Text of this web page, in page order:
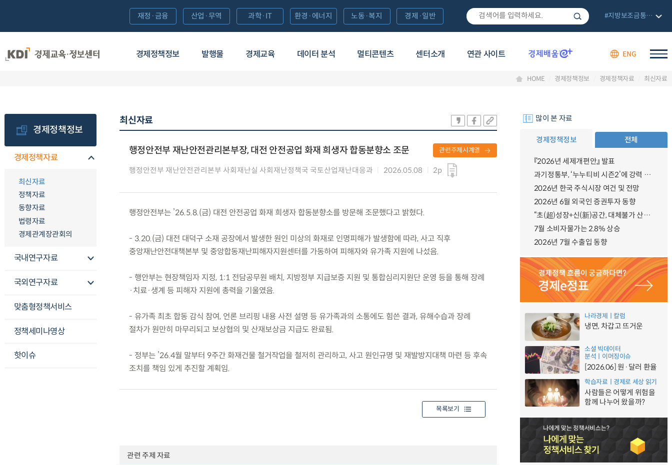
경제정책정보 발행물 경제교육 데이터 분석 멀티콘텐츠 센터소개 연관 사이트 ENG
재정·금융 산업·무역 과학·IT 환경·에너지 노동·복지 경제·일반 #지방보조금통합관리망
HOME 경제정책정보 경제정책자료 최신자료
경제정책정보
경제정책자료
최신자료
정책자료
동향자료
법령자료
경제관계장관회의
국내연구자료
국외연구자료
맞춤형정책서비스
정책세미나영상
핫이슈
최신자료
행정안전부 재난안전관리본부장, 대전 안전공업 화재 희생자 합동분향소 조문
행정안전부 재난안전관리본부 사회재난실 사회재난정책국 국토산업재난대응과 2026.05.08 2p
관련주제시계열
행정안전부는 ’26.5.8.(금) 대전 안전공업 화재 희생자 합동분향소를 방문해 조문했다고 밝혔다.
- 3.20.(금) 대전 대덕구 소재 공장에서 발생한 원인 미상의 화재로 인명피해가 발생함에 따라, 사고 직후
중앙재난안전대책본부 및 중앙합동재난피해자지원센터를 가동하여 피해자와 유가족 지원에 나섰음.
- 행안부는 현장책임자 지정, 1:1 전담공무원 배치, 지방정부 지급보증 지원 및 통합심리지원단 운영 등을 통해 장례
·치료·생계 등 피해자 지원에 총력을 기울였음.
- 유가족 최초 합동 감식 참여, 언론 브리핑 내용 사전 설명 등 유가족과의 소통에도 힘쓴 결과, 유해수습과 장례
절차가 원만히 마무리되고 보상협의 및 산재보상금 지급도 완료됨.
- 정부는 ’26.4월 말부터 9주간 화재건물 철거작업을 철저히 관리하고, 사고 원인규명 및 재발방지대책 마련 등 후속
조치를 책임 있게 추진할 계획임.
목록보기
관련 주제 자료
많이 본 자료
경제정책정보 전체
『2026년 세제개편안』 발표
과기정통부, ‘누누티비 시즌2’에 강력 대응 의지 밝혀
2026년 한국 주식시장 여건 및 전망
2026년 6월 외국인 증권투자 동향
“초(超)성장+신(新)공간, 대체불가 산업강국”
7월 소비자물가는 2.8% 상승
2026년 7월 수출입 동향
나라경제ㅣ칼럼
냉면, 차갑고 뜨거운
소셜 빅데이터
분석ㅣ이머징이슈
[2026.06] 원·달러 환율
학습자료ㅣ경제로 세상 읽기
사람들은 어떻게 위험을
함께 나누어 왔을까?